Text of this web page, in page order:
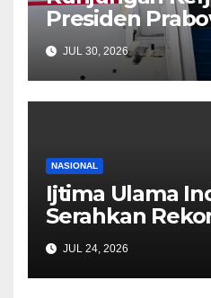
Presiden
Revitalisasi
hingga Akad
JUL 30, 2026
NASIONAL
Ijtima Ulama
Serahkan
kepada
Tegaskan
Mengawal
JUL 24, 2026